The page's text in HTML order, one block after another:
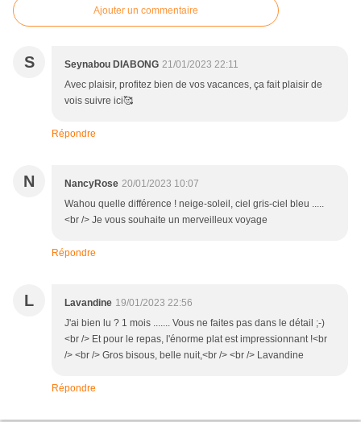
Ajouter un commentaire
S Seynabou DIABONG 21/01/2023 22:11
Avec plaisir, profitez bien de vos vacances, ça fait plaisir de
vois suivre ici🥰
Répondre
N NancyRose 20/01/2023 10:07
Wahou quelle différence ! neige-soleil, ciel gris-ciel bleu .....
<br /> Je vous souhaite un merveilleux voyage
Répondre
L Lavandine 19/01/2023 22:56
J'ai bien lu ? 1 mois ....... Vous ne faites pas dans le détail ;-)
<br /> Et pour le repas, l'énorme plat est impressionnant !<br
/> <br /> Gros bisous, belle nuit,<br /> <br /> Lavandine
Répondre